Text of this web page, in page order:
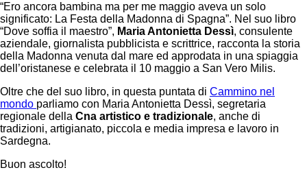
“Ero ancora bambina ma per me maggio aveva un solo
significato: La Festa della Madonna di Spagna”. Nel suo libro
“Dove soffia il maestro”, Maria Antonietta Dessì, consulente
aziendale, giornalista pubblicista e scrittrice, racconta la storia
della Madonna venuta dal mare ed approdata in una spiaggia
dell’oristanese e celebrata il 10 maggio a San Vero Milis.
Oltre che del suo libro, in questa puntata di Cammino nel
mondo parliamo con Maria Antonietta Dessì, segretaria
regionale della Cna artistico e tradizionale, anche di
tradizioni, artigianato, piccola e media impresa e lavoro in
Sardegna.
Buon ascolto!